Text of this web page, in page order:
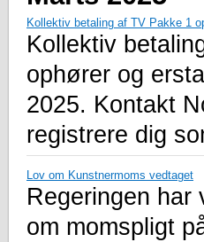
Kollektiv betaling af TV Pakke 1
Kollektiv
ophører og
2025. Kontakt
registrere dig
Lov om Kunstnermoms vedtaget
Regeringen har
om momspligt